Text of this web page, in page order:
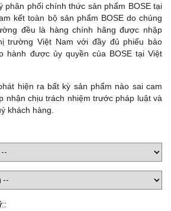
phân phối chính thức sản phẩm BOSE tại
kết toàn bộ sản phẩm BOSE do chúng
đều là hàng chính hãng được nhập
trường Việt Nam với đầy đủ phiếu bảo
hành được ủy quyền của BOSE tại Việt
hiện ra bất kỳ sản phẩm nào sai cam
nhận chịu trách nhiệm trước pháp luật và
khách hàng.